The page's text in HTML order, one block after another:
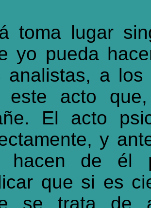
toma lugar
yo pueda
analistas, a
este acto
El acto
y
hacen de él
que si es
se trata de